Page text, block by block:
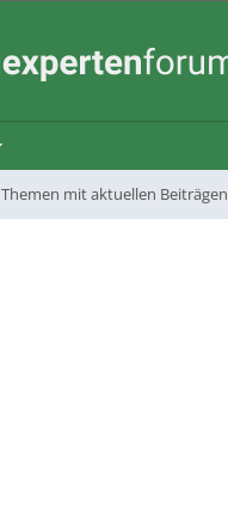
Themen mit aktuellen Beiträgen